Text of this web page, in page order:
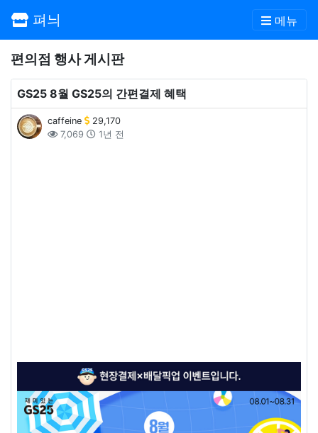
펴늬 메뉴
편의점 행사 게시판
GS25 8월 GS25의 간편결제 혜택
caffeine
29,170
7,069
1년 전